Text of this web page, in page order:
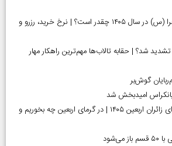
قیمت قبر در بهشت زهرا (س) در سال ۱۴۰۵ چقدر است؟ | نرخ خرید، رزرو و
تشدید شد؟ | حقابه تالاب‌ها مهم‌ترین راهکار مهار
گوش‌بر
امیدبخش شد
توصیه‌های تغذیه‌ای برای زائران اربعین ۱۴۰۵ | در گرمای اربعین چه بخوریم و